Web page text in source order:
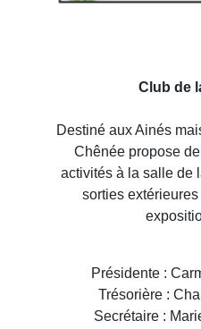
Club de
Destiné aux Ainés
Chênée propose
activités à la salle de
sorties
Présidente :
Trésorière :
Secrétaire :